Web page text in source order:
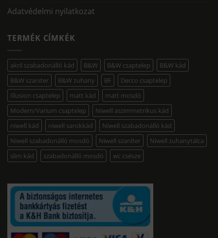
Adatvédelmi nyilatkozat
TERMÉK CÍMKÉK
akril szabadonálló kád B&W B&W csaptelep
B&W kád
B&W szaniter
B&W zuhany BF
Decco csaptelep
Illusion csaptelep
matt kád
matt mosdó
Modern/Varium csaptelep
Niwell aszimmetrikus kád
niwell kád
niwell sarokkád
Niwell szabadonálló kád
Niwell szabadonálló mosdó
Niwell szaniter
Niwell zuhanytálca
slim kád
szabadonálló mosdó wc csésze